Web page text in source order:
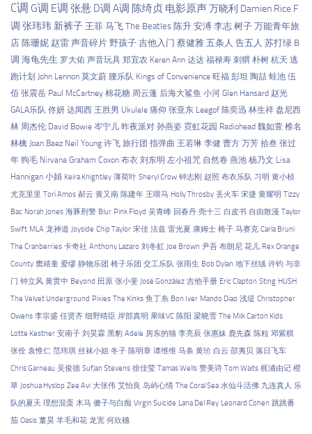
C调 G调 E调 张悬 D调 A调 陈绮贞 电影原声万晓利 Damien Rice F
调 张玮玮 新裤子 王菲马飞 The Beatles 陈升 安溥 李志 树子 万能青年旅
店 陈珊妮 赵雷 声音碎片 野孩子 吉他入门 蔡健雅 五条人 告五人 苏打绿 B
调 海龟先生 罗大佑 声音玩具 郑宜农 Keren Ann 达达 福禄寿 刺猬 朴树 杭天 逃
跑计划 John Lennon 莫文蔚 腰乐队 Kings of Convenience 旺福 彭坦 陶喆 蛙池 伍
佰 张震岳 Paul McCartney 棉花糖 周云蓬 后海大鲨鱼 小河 Glen Hansard 赵光
GALA乐队 佟妍 达闻西 王胜男 Ukulele 痛仰 张亚东 Leegof 陈奕迅 林生祥 盘尼西
林 周杰伦 David Bowie 岑宁儿 昨夜派对 孙燕姿 霓虹花园 Radiohead 魏如萱 椎名
林檎 Joan Baez Neil Young 许飞 旅行团 指弹曲 王若琳 李健 曹方 万芳 拾叁 张过
年 狗毛 Nirvana Graham Coxon 布衣 刘东明 左小祖咒 自然卷 燕池 杨乃文 Lisa
Hannigan 小娟 Keira Knightley 薄荷叶 Sheryl Crow 钟志刚 赵照 布衣乐队 习明 黄小桢
尤克里里 Tori Amos 郝云 黄又南 陈建年 王喂马 Holly Throsby 丢火车 宋捷 黄耀明 Tizzy
Bac Norah Jones 海豚刑警 Blur Pink Floyd 吴青峰 回春丹 尧十三 白皮书 自由散漫 Taylor
Swift MLA 龙神道 Joyside Chip Taylor 宋佳 法兹 雷光夏 康姆士 椅子 马赛克 Carla Bruni
The Cranberries 卡奇社 Anthony Lazaro 刘冬虹 Joe Brown 尹吾 布朗尼 花儿 Rex Orange
County 窦靖童 爱缪 静物乐团 椅子乐团 交工乐队 张雨生 Bob Dylan 地下丝绒 许钧 与非
门 钟立风 黄贯中 Beyond 田原 张小斐 José González 吉他手册 Eric Clapton Sting HUSH
The Velvet Underground Pixies The Kinks 鱼丁糸 Bon Iver Mando Diao 浅堤 Christopher
Owens 李宗盛 任贤齐 细野晴臣 岸部真明 果味VC 陈阳 梁晓雪 The Milk Carton Kids
Lotte Kestner 安南子 刘昊霖 黑豹 Adele 房东的猫 李亮辰 张惠妹 鹿先森 陈粒 邓紫棋
张佺 袁惟仁 范玮琪 丝袜小姐 冬子 陈明章 谭维维 马条 黄玠 白云 邵夷贝 落日飞车
Chris Garneau 吴俊德 Sufjan Stevens 徐佳莹 Tamas Wells 赞美诗 Tom Waits 梶浦由记 橙
草 Joshua Hyslop Zee Avi 大张伟 艾怡良 岛屿心情 The Coral Sea 水仙斗活佛 九连真人 乐
队的夏天 理想混蛋 木马 傻子与白痴 Virgin Suicide Lana Del Rey Leonard Cohen 跳跳番
茄 Oasis 董昊 羊毛和花 龙宽 何欣穗